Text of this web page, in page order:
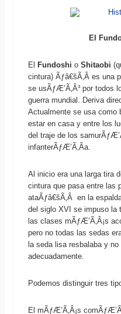
El
El Fundoshi o Shitaobi
cintura) Ãƒâ€šÃ‚Â es una
se usÃƒÆ’Ã‚Â³ por todos
guerra mundial. Deriva
Actualmente se usa como
estar en casa y entre los
del traje de los
infanterÃƒÆ’Ã‚Â­a.
Al inicio era una larga tira
cintura que pasa entre las
ataÃƒâ€šÃ‚Â en la
del siglo XVI se impuso la
las clases mÃƒÆ’Ã‚Â¡s
pero no todas las sedas
la seda lisa resbalaba y
adecuadamente.
Podemos distinguir tres
El mÃƒÆ’Ã‚Â¡s